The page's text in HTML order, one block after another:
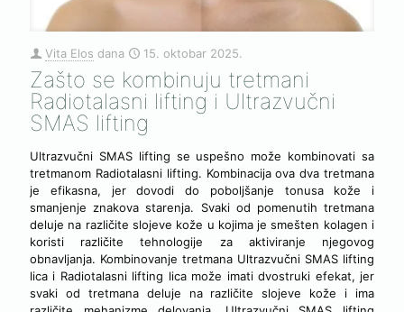
Vita Elos dana 15. oktobar 2025.
Zašto se kombinuju tretmani
Radiotalasni lifting i Ultrazvučni
SMAS lifting
Ultrazvučni SMAS lifting se uspešno može kombinovati sa
tretmanom Radiotalasni lifting. Kombinacija ova dva tretmana
je efikasna, jer dovodi do poboljšanje tonusa kože i
smanjenje znakova starenja. Svaki od pomenutih tretmana
deluje na različite slojeve kože u kojima je smešten kolagen i
koristi različite tehnologije za aktiviranje njegovog
obnavljanja. Kombinovanje tretmana Ultrazvučni SMAS lifting
lica i Radiotalasni lifting lica može imati dvostruki efekat, jer
svaki od tretmana deluje na različite slojeve kože i ima